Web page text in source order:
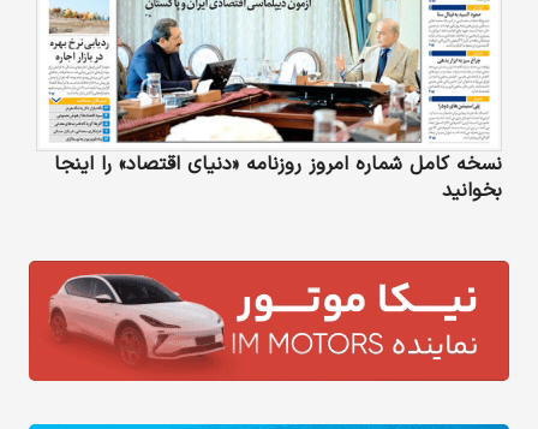
نسخه کامل شماره امروز روزنامه «دنیای‌ اقتصاد» را اینجا
بخوانید